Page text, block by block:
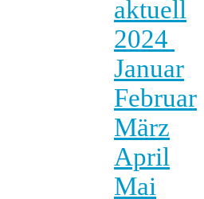
aktuell
2024
Januar
Februar
März
April
Mai